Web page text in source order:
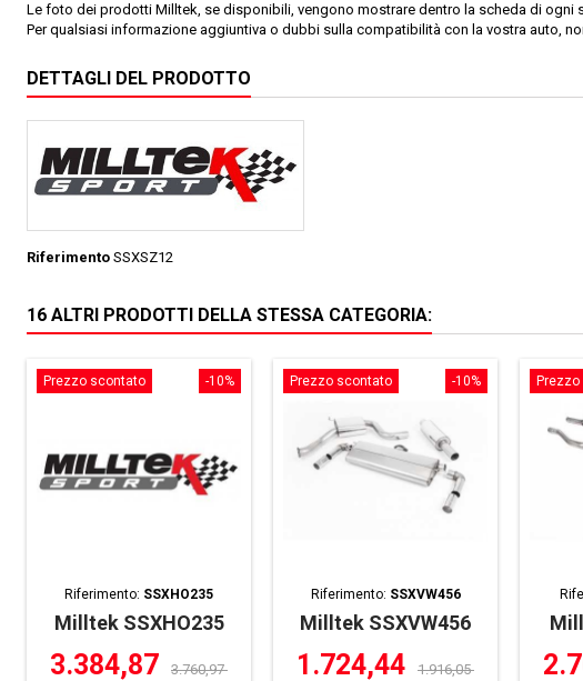
Le foto dei prodotti Milltek, se disponibili, vengono mostrare dentro la scheda di ogni
Per qualsiasi informazione aggiuntiva o dubbi sulla compatibilità con la vostra auto,
DETTAGLI DEL PRODOTTO
Riferimento SSXSZ12
16 ALTRI PRODOTTI DELLA STESSA CATEGORIA:
-10%
Prezzo scontato
Riferimento: SSXHO235
Milltek SSXHO235
3.384,87 3.760,97
-10%
Prezzo scontato
Riferimento: SSXVW456
Milltek SSXVW456
1.724,44 1.916,05